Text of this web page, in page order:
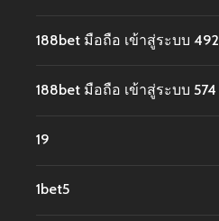
188bet มือถือ เข้าสู่ระบบ 492
188bet มือถือ เข้าสู่ระบบ 574
19
1bet5